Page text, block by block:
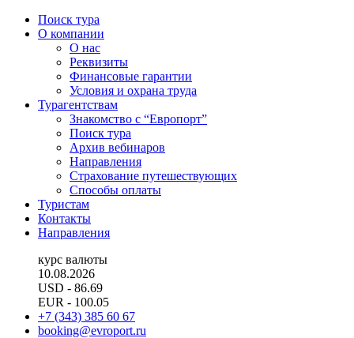
Поиск тура
О компании
О нас
Реквизиты
Финансовые гарантии
Условия и охрана труда
Турагентствам
Знакомство с “Европорт”
Поиск тура
Архив вебинаров
Направления
Страхование путешествующих
Способы оплаты
Туристам
Контакты
Направления
курс валюты
10.08.2026
USD - 86.69
EUR - 100.05
+7 (343) 385 60 67
booking@evroport.ru